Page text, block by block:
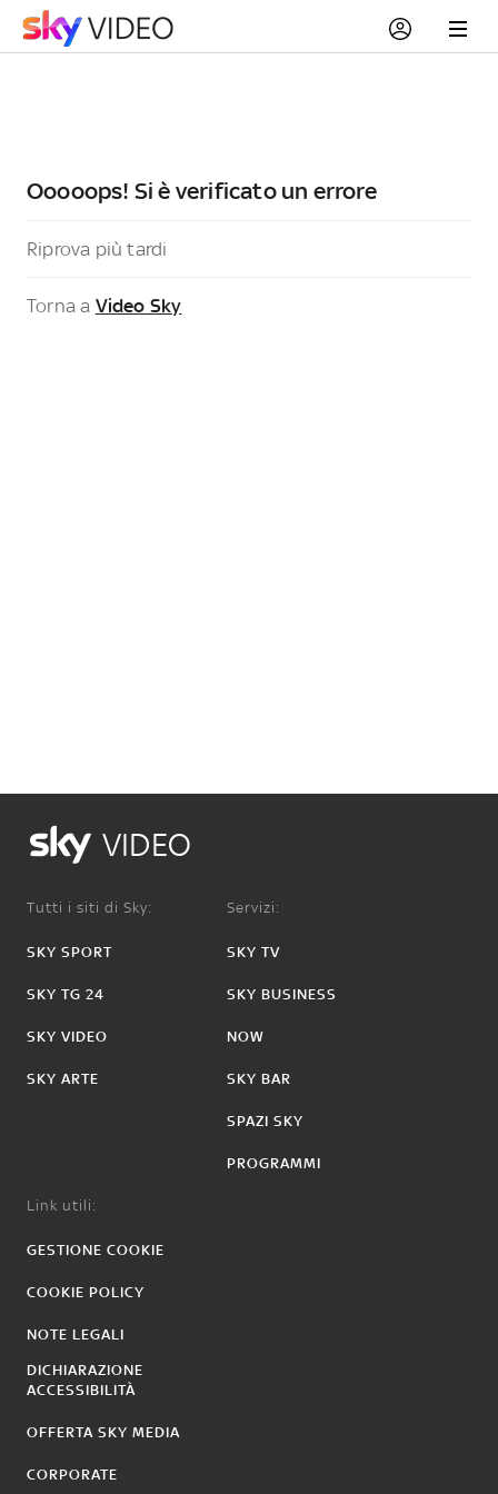
Ooooops! Si è verificato un errore
Riprova più tardi
Torna a Video Sky
VIDEO
Tutti i siti di Sky:
SKY SPORT
SKY TG 24
SKY VIDEO
SKY ARTE
Servizi:
SKY TV
SKY BUSINESS
NOW
SKY BAR
SPAZI SKY
PROGRAMMI
Link utili:
GESTIONE COOKIE
COOKIE POLICY
NOTE LEGALI
DICHIARAZIONE
ACCESSIBILITÀ
OFFERTA SKY MEDIA
CORPORATE